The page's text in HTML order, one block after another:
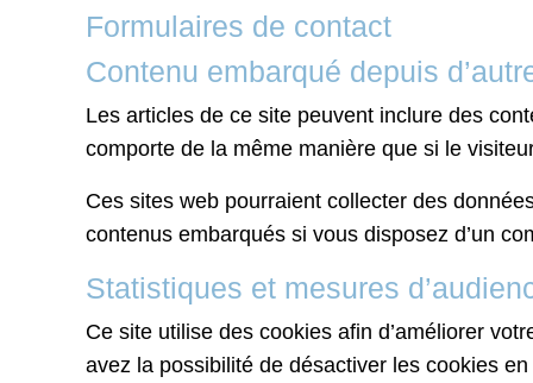
Formulaires de contact
Contenu embarqué depuis
Les articles de ce site peuvent inclure des
comporte de la même manière que si le
Ces sites web pourraient collecter des
contenus embarqués si vous disposez d’un
Statistiques et mesures
Ce site utilise des cookies afin d’améliorer
avez la possibilité de désactiver les cookies